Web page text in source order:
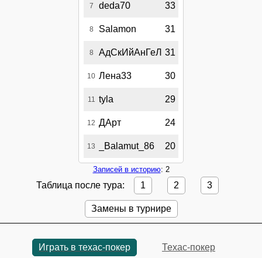
7 deda70 33
8 Salamon 31
8 АдСкИйАнГеЛ 31
10 Лена33 30
11 tyla 29
12 ДАрт 24
13 _Balamut_86 20
Записей в историю: 2
Таблица после тура: 1 2 3
Замены в турнире
Играть в техас-покер Техас-покер